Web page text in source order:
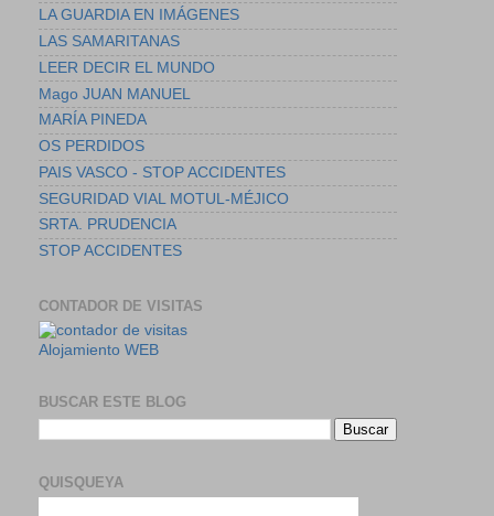
LA GUARDIA EN IMÁGENES
LAS SAMARITANAS
LEER DECIR EL MUNDO
Mago JUAN MANUEL
MARÍA PINEDA
OS PERDIDOS
PAIS VASCO - STOP ACCIDENTES
SEGURIDAD VIAL MOTUL-MÉJICO
SRTA. PRUDENCIA
STOP ACCIDENTES
CONTADOR DE VISITAS
Alojamiento WEB
BUSCAR ESTE BLOG
QUISQUEYA